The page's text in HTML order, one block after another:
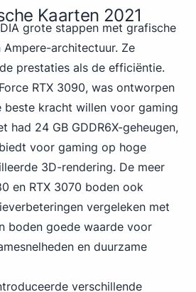
Kaarten 2021
grote stappen met grafische
architectuur. Ze
prestaties als de efficiëntie.
RTX 3090, was ontworpen
beste kracht willen voor gaming
had 24 GB GDDR6X-geheugen,
voor gaming op hoge
3D-rendering. De meer
en RTX 3070 boden ook
vergeleken met
boden goede waarde voor
en duurzame
verschillende